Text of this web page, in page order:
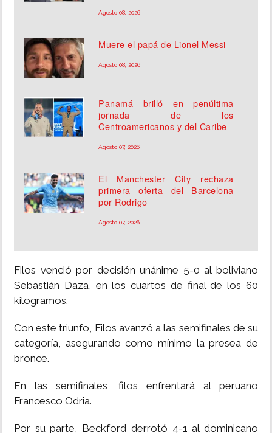
Agosto 08, 2026
Muere el papá de Lionel Messi
Agosto 08, 2026
Panamá brilló en penúltima
jornada de los
Centroamericanos y del Caribe
Agosto 07, 2026
El Manchester City rechaza
primera oferta del Barcelona
por Rodrigo
Agosto 07, 2026
Filos venció por decisión unánime 5-0 al boliviano
Sebastián Daza, en los cuartos de final de los 60
kilogramos.
Con este triunfo, Filos avanzó a las semifinales de su
categoría, asegurando como mínimo la presea de
bronce.
En las semifinales, filos enfrentará al peruano
Francesco Odria.
Por su parte, Beckford derrotó 4-1 al dominicano